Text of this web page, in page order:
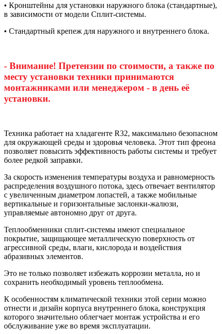
• Кронштейны для установки наружного блока (стандартные),
в зависимости от модели Сплит-системы.
• Стандартный крепеж для наружного и внутреннего блока.
- Внимание! Претензии по стоимости, а также по
месту установки техники принимаются
монтажниками или менеджером - в день её
установки.
Техника работает на хладагенте R32, максимально безопасном
для окружающей среды и здоровья человека. Этот тип фреона
позволяет повысить эффективность работы системы и требует
более редкой заправки.
За скорость изменения температуры воздуха и равномерность
распределения воздушного потока, здесь отвечает вентилятор
с увеличенным диаметром лопастей, а также мобильные
вертикальные и горизонтальные заслонки-жалюзи,
управляемые автономно друг от друга.
Теплообменники сплит-системы имеют специальное
покрытие, защищающее металлическую поверхность от
агрессивной среды, влаги, кислорода и воздействия
абразивных элементов.
Это не только позволяет избежать коррозии металла, но и
сохранить необходимый уровень теплообмена.
К особенностям климатической техники этой серии можно
отнести и дизайн корпуса внутреннего блока, конструкция
которого значительно облегчает монтаж устройства и его
обслуживание уже во время эксплуатации.